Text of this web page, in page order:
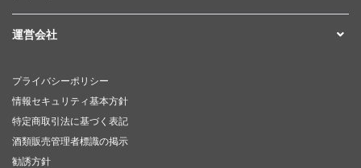
運営会社
プライバシーポリシー
情報セキュリティ基本方針
特定商取引法に基づく表記
酒類販売管理者標識の掲示
勧誘方針